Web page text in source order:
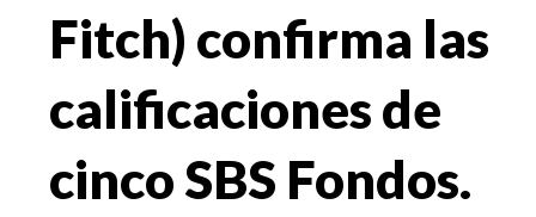
Fitch) confirma las
calificaciones de
cinco SBS Fondos.